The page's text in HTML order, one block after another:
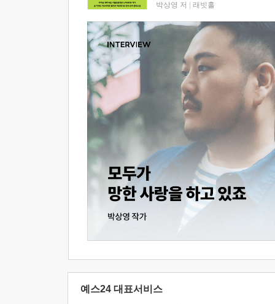
박상영 저 래빗홀
예스24 대표서비스